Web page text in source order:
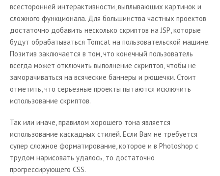
всесторонней интерактивности, выплывающих картинок и
сложного функционала. Для большинства частных проектов
достаточно добавить несколько скриптов наJSP, которые
будут обрабатываться Tomcat на пользовательской машине.
Позитив заключается в том, что конечный пользователь
всегда может отключить выполнение скриптов, чтобы не
заморачиваться на всяческие баннеры и рюшечки. Стоит
отметить, что серьезные проекты пытаются исключить
использование скриптов.
Так или иначе, правилом хорошего тона является
использование каскадных стилей. Если Вам не требуется
супер сложное форматирование, которое и в Photoshop с
трудом нарисовать удалось, то достаточно
прогрессирующего CSS.